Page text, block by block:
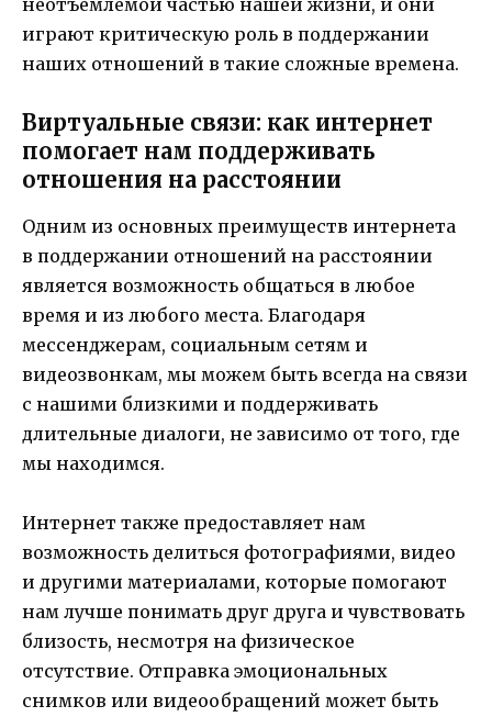
играют критическую роль в поддержании
наших отношений в такие сложные времена.
Виртуальные связи: как интернет
помогает нам поддерживать
отношения на расстоянии
Одним из основных преимуществ интернета
в поддержании отношений на расстоянии
является возможность общаться в любое
время и из любого места. Благодаря
мессенджерам, социальным сетям и
видеозвонкам, мы можем быть всегда на связи
с нашими близкими и поддерживать
длительные диалоги, не зависимо от того, где
мы находимся.
Интернет также предоставляет нам
возможность делиться фотографиями, видео
и другими материалами, которые помогают
нам лучше понимать друг друга и чувствовать
близость, несмотря на физическое
отсутствие. Отправка эмоциональных
снимков или видеообращений может быть